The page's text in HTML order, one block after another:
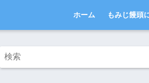
ホーム もみじ饅頭